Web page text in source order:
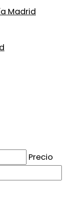
Madrid
Precio